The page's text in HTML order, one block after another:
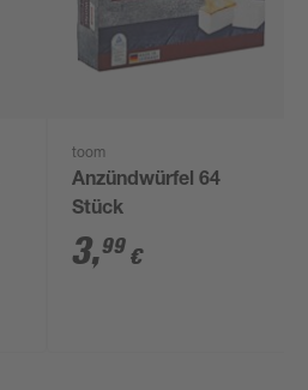
toom
Anzündwürfel 64
Stück
3,99 €